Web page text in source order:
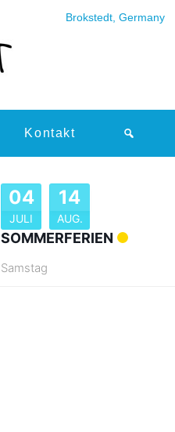
Brokstedt, Germany
Kontakt
04
JULI
14
AUG.
SOMMERFERIEN
Samstag